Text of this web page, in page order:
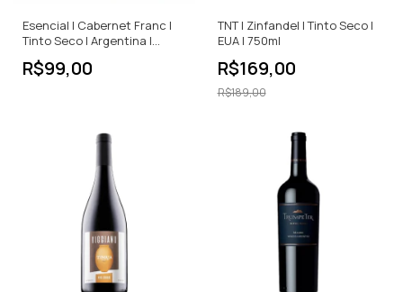
Esencial | Cabernet Franc |
Tinto Seco | Argentina |
R$99,00
TNT | Zinfandel | Tinto Seco |
EUA | 750ml
R$169,00
R$189,00